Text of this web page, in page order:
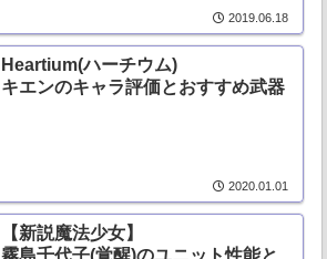
2019.06.18
Heartium(ハーチウム)
キエンのキャラ評価とおすすめ武器
2020.01.01
【新説魔法少女】